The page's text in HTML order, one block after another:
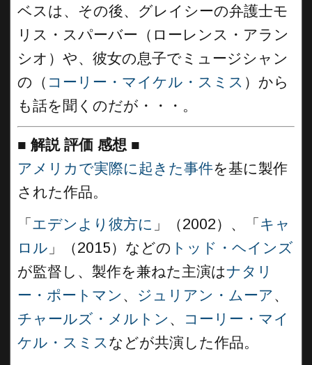
ベスは、その後、グレイシーの弁護士モ
リス・スパーバー（ローレンス・アラン
シオ）や、彼女の息子でミュージシャン
の（ コーリー・マイケル・スミス ）から
も話を聞くのだが・・・。
■ 解説 評価 感想 ■
アメリカで実際に起きた事件を基に製作
された作品。
「 エデンより彼方に 」（2002）、「 キャ
ロル 」（2015）などの トッド・ヘインズ
が監督し、製作を兼ねた主演はナタリ
ー・ポートマン 、 ジュリアン・ムーア、
チャールズ・メルトン 、
コーリー・マイ
ケル・スミス などが共演した作品。